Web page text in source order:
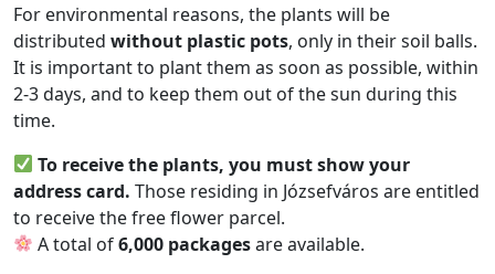
For environmental reasons, the plants will be
distributed without plastic pots, only in their soil balls.
It is important to plant them as soon as possible, within
2-3 days, and to keep them out of the sun during this
time.
To receive the plants, you must show your
address card. Those residing in Józsefváros are entitled
to receive the free flower parcel.
A total of6,000 packagesare available.